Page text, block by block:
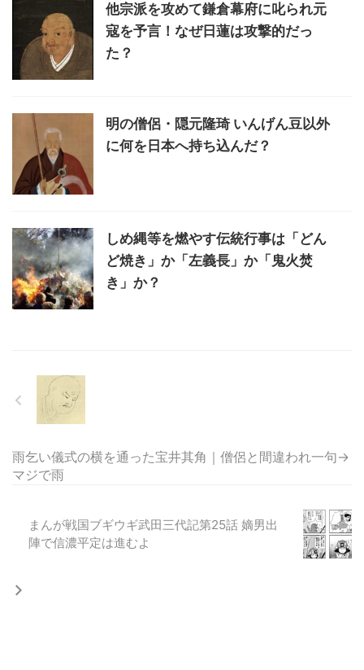
他宗派を攻めて鎌倉幕府に叱られ元
寇を予言！なぜ日蓮は攻撃的だっ
た？
明の僧侶・隠元隆琦 いんげん豆以外
に何を日本へ持ち込んだ？
しめ縄等を燃やす伝統行事は「どん
ど焼き」か「左義長」か「鬼火焚
き」か？
雨乞い儀式の横を通った宝井其角｜僧侶と間違われ一句→
マジで雨
まんが戦国ブギウギ武田三代記第25話 嫡男出
陣で信濃平定は進むよ